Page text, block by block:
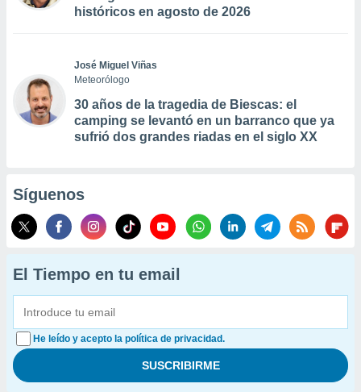
históricos en agosto de 2026
José Miguel Viñas
Meteorólogo
30 años de la tragedia de Biescas: el
camping se levantó en un barranco que ya
sufrió dos grandes riadas en el siglo XX
Síguenos
El Tiempo en tu email
He leído y acepto la política de privacidad.